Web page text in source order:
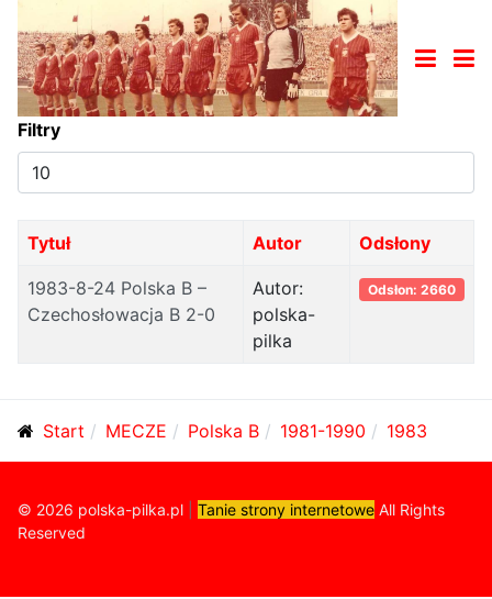
Filtry
Pokaż
#
Tytuł Autor Odsłony
1983-8-24 Polska B –
Czechosłowacja B 2-0
Autor:
polska-
pilka
Odsłon: 2660
Start MECZE Polska B 1981-1990 1983
© 2026 polska-pilka.pl Tanie strony internetowe All Rights
Reserved